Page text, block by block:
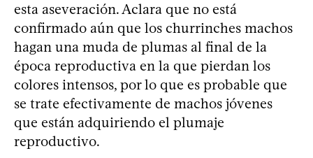
esta aseveración. Aclara que no está
confirmado aún que los churrinches machos
hagan una muda de plumas al final de la
época reproductiva en la que pierdan los
colores intensos, por lo que es probable que
se trate efectivamente de machos jóvenes
que están adquiriendo el plumaje
reproductivo.